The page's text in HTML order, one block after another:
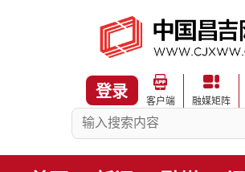
登录
客户端 融媒矩阵